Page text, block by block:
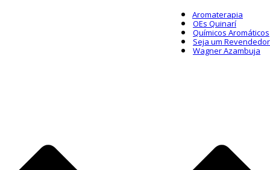
Aromaterapia
OEs Quinarí
Químicos Aromáticos
Seja um Revendedor
Wagner Azambuja